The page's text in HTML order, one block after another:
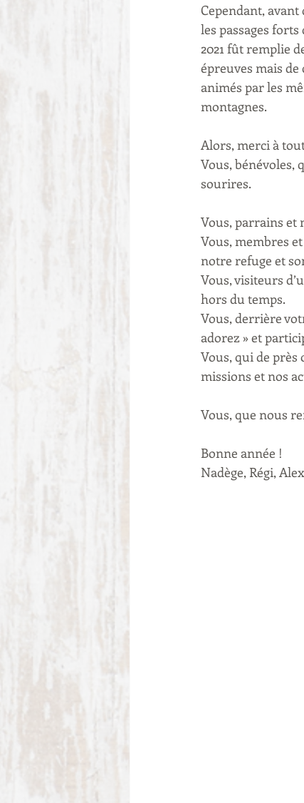
Cependant,
les passages forts
2021 fût remplie
épreuves mais de
animés par les
montagnes.
Alors, merci à
Vous, bénévoles,
sourires.
Vous, parrains et
Vous, membres
notre refuge et
Vous, visiteurs
hors du temps.
Vous, derrière
adorez » et
Vous, qui de près
missions et nos
Vous, que nous
Bonne année !
Nadège, Régi,